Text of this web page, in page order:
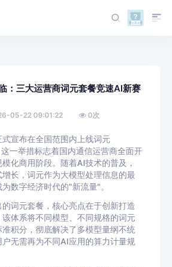
：三大运营商词元套餐竞速AI新赛
05-22 09:01:22 0次
宣布在全国范围内上线词元
这一举措标志着国内通信运营商全面开
化商用阶段。随着AI技术的普及，
长，词元作为大模型处理信息的最
数字经济时代的"新流量"。
词元套餐，核心亮点在于创新打造
体系将不同模型、不同规格的词元
积分，彻底解决了多模型量纲不统
无需再为不同AI应用的算力计量规